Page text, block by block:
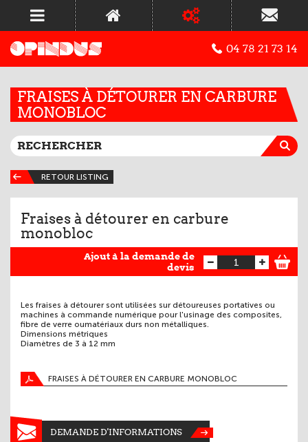
04 78 21 73 14
FRAISES À DÉTOURER EN CARBURE
MONOBLOC
RETOUR LISTING
Fraises à détourer en carbure
monobloc
Ajout à la demande de
devis
Les fraises à détourer sont utilisées sur détoureuses portatives ou
machines à commande numérique pour l'usinage des composites,
fibre de verre oumatériaux durs non métalliques.
Dimensions métriques
Diamètres de 3 à 12 mm
FRAISES À DÉTOURER EN CARBURE MONOBLOC
DEMANDE D'INFORMATIONS